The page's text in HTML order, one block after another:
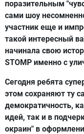
поразительным
сами шоу
участник еще и
такой интересный
начинала свою
STOMP именно с
Сегодня ребята
этом сохраняют ту
демократичность,
идей, так и в
окраин" в